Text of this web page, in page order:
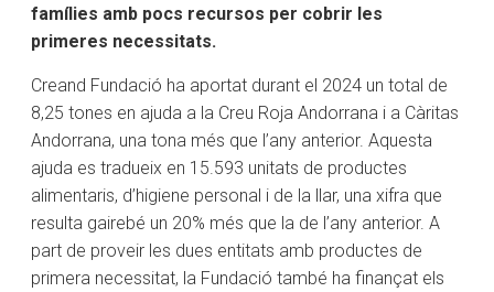
famílies amb pocs recursos per cobrir les
primeres necessitats.
Creand Fundació ha aportat durant el 2024 un total de
8,25 tones en ajuda a la Creu Roja Andorrana i a Càritas
Andorrana, una tona més que l’any anterior. Aquesta
ajuda es tradueix en 15.593 unitats de productes
alimentaris, d’higiene personal i de la llar, una xifra que
resulta gairebé un 20% més que la de l’any anterior. A
part de proveir les dues entitats amb productes de
primera necessitat, la Fundació també ha finançat els